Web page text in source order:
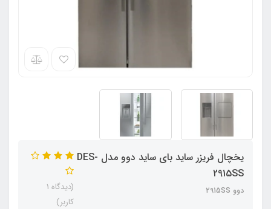
یخچال فریزر ساید بای ساید دوو مدل DES-
2915SS
دوو 2915SS
(دیدگاه 1
کاربر)